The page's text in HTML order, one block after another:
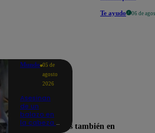
Te ayudo 06 de
Mundo 05 de
agosto
2026
Asesinan
de un
balazo en
la cabeza a
Encuéntranos también en